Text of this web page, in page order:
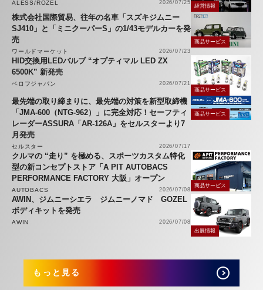
ALESS/ROZEL 2026/07/25
経営情報
株式会社国際貿易、往年の名車「スズキジムニー
SJ410」と「ミニクーパーS」の1/43モデルカーを発
売
ワールドマーケット 2026/07/23
商品サービス
HID交換用LEDバルブ “オプティマル LED ZX
6500K” 新発売
ベロフジャパン
2026/07/21
商品サービス
最先端の取り締まりに、最先端の対策を新型取締機
「JMA-600（NTG-962）」に完全対応！セーフティ
レーダーASSURA「AR-126A」をセルスターより7
月発売
セルスター 2026/07/17
商品サービス
クルマの “走り” を極める、スポーツカスタム特化
型の新コンセプトストア「A PIT AUTOBACS
PERFORMANCE FACTORY 大阪」オープン
AUTOBACS 2026/07/08
商品サービス
AWIN、ジムニーシエラ ジムニーノマド GOZEL
ボディキットを発売
AWIN
2026/07/08
出展情報
もっと見る